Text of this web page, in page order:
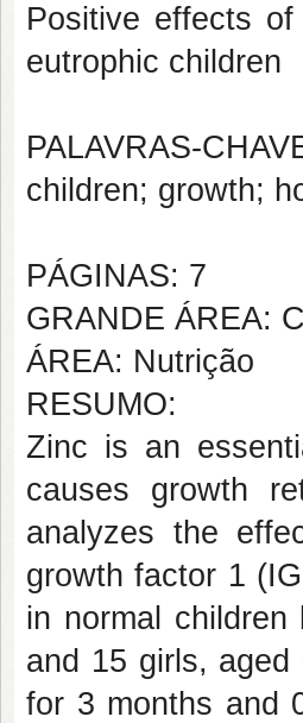
Positive effects
eutrophic children
PALAVRAS-
children; growth;
PÁGINAS: 7
GRANDE ÁREA:
ÁREA: Nutrição
RESUMO:
Zinc is an
causes growth
analyzes the
growth factor 1
in normal
and 15 girls,
for 3 months and